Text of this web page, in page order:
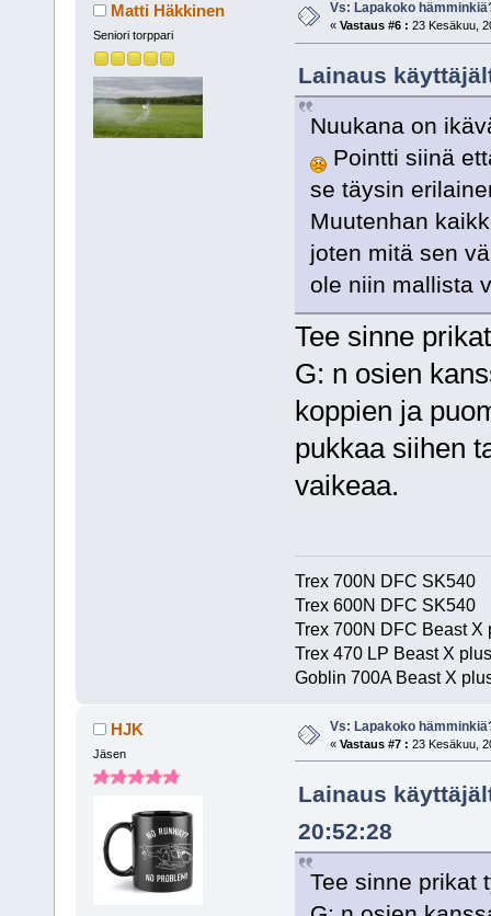
Matti Häkkinen
Seniori torppari
Vs: Lapakoko
« Vastaus #6 : 23 Kesäkuu,
Lainaus
Nuukana on
Pointti siinä
se täysin
Muutenhan
joten mitä sen
ole niin mallista
Tee sinne
G: n osien
koppien ja
pukkaa siihen
vaikeaa.
Trex 700N DFC SK540
Trex 600N DFC SK540
Trex 700N DFC Beast X
Trex 470 LP Beast X plus
Goblin 700A Beast X
HJK
Jäsen
Vs: Lapakoko
« Vastaus #7 : 23 Kesäkuu,
Lainaus
20:52:28
Tee sinne prikat